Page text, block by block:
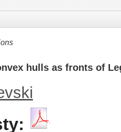
hulls as fronts of